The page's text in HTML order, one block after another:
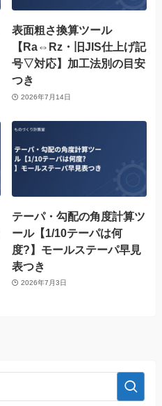
表面粗さ換算ツール
【Ra⇔Rz・旧JIS仕上げ記
号▽対応】加工法別の目安
つき
2026年7月14日
テーパ・勾配の角度計算ツ
ール【1/10テーパは何
度?】モールステーパ早見
表つき
2026年7月3日